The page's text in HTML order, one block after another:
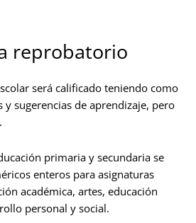
reprobatorio
será calificado teniendo como
y sugerencias de aprendizaje, pero
primaria y secundaria se
enteros para asignaturas
académica, artes, educación
personal y social.